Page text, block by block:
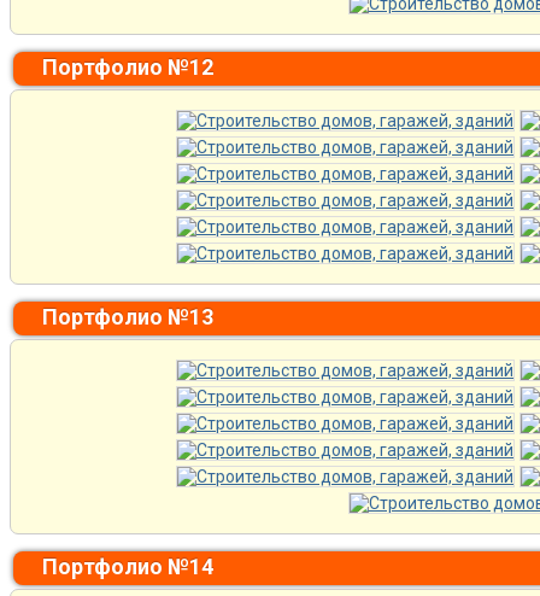
Портфолио №12
Портфолио №13
Портфолио №14